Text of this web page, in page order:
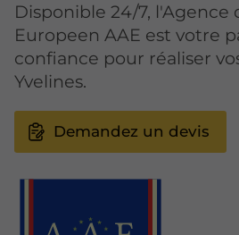
Disponible 24/7, l'Agence
Europeen AAE est votre
confiance pour réaliser
Yvelines.
Demandez un devis